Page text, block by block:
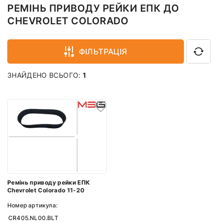
РЕМІНЬ ПРИВОДУ РЕЙКИ ЕПК ДО
CHEVROLET COLORADO
ФІЛЬТРАЦІЯ
ЗНАЙДЕНО ВСЬОГО: 1
Ремінь приводу рейки ЕПК
Chevrolet Colorado 11-20
Номер артикула:
CR405.NL00.BLT